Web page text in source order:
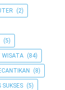
(2)
(5)
WISATA (84)
(8)
SUKSES (5)